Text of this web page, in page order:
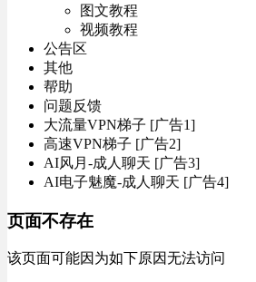
图文教程
视频教程
公告区
其他
帮助
问题反馈
大流量VPN梯子 [广告1]
高速VPN梯子 [广告2]
AI风月-成人聊天 [广告3]
AI电子魅魔-成人聊天 [广告4]
页面不存在
该页面可能因为如下原因无法访问